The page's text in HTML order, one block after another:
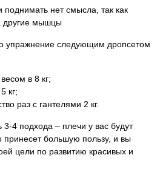
нет смысла, так как
другие мышцы
упражнение следующим дропсетом
в 8 кг;
кг;
раз с гантелями 2 кг.
3-4 подхода – плечи у вас будут
принесет большую пользу, и вы
цели по развитию красивых и